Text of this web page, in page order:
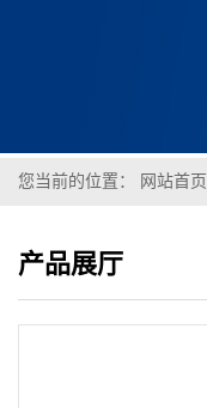
您当前的位置： 网站首页
产品展厅